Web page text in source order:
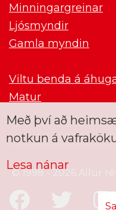
Minningargreinar
Ljósmyndir
Gamla myndin
Viltu benda á
Matur
© 1998 - 2026 Allur
Með því að
notkun á
Lesa nánar